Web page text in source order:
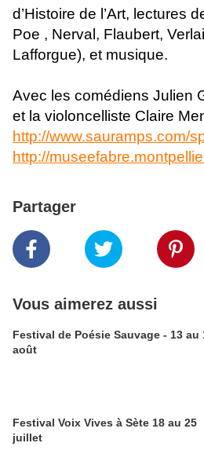
d’Histoire de l’Art, lectures
Poe , Nerval, Flaubert,
Lafforgue), et musique.
Avec les comédiens Julien
et la violoncelliste Claire
http://www.sauramps.com/
http://
Partager
Vous aimerez aussi
Festival de Poésie Sauvage - 13 au
août
Festival Voix Vives à Sète 18 au 25
juillet